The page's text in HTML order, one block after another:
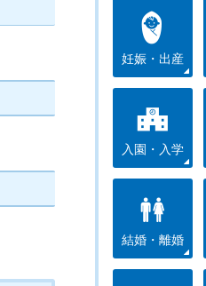
妊娠・出産
入園・入学
結婚・離婚